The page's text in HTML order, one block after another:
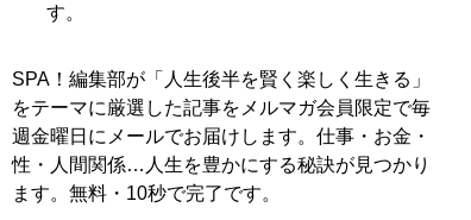
す。
SPA！編集部が「人生後半を賢く楽しく生きる」
をテーマに厳選した記事をメルマガ会員限定で毎
週金曜日にメールでお届けします。仕事・お金・
性・人間関係…人生を豊かにする秘訣が見つかり
ます。無料・10秒で完了です。